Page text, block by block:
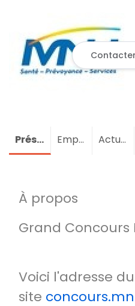
Présentation Emploi Actualités
À propos
Grand Concours
Voici l'adresse du
site